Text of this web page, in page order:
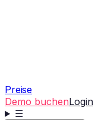
Preise
Demo buchenLogin
☰